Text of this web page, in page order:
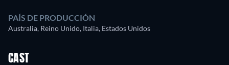
PAÍS DE PRODUCCIÓN
Australia, Reino Unido, Italia, Estados Unidos
CAST